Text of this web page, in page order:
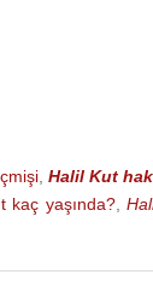
Halil Kut
kaç yaşında?,